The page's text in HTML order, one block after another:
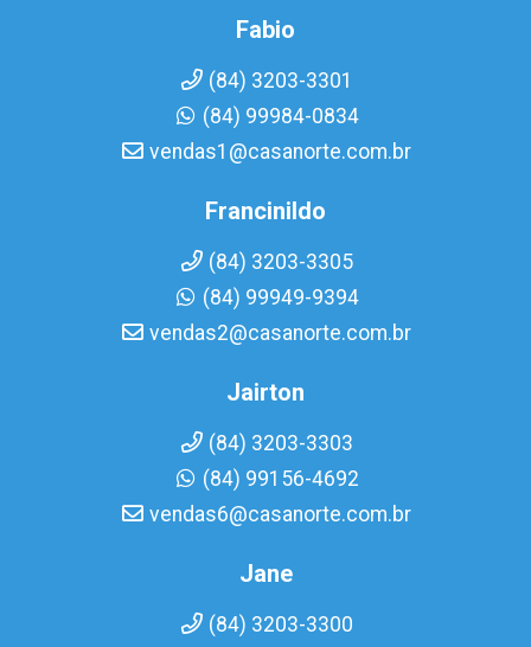
Fabio
(84) 3203-3301
(84) 99984-0834
vendas1@casanorte.com.br
Francinildo
(84) 3203-3305
(84) 99949-9394
vendas2@casanorte.com.br
Jairton
(84) 3203-3303
(84) 99156-4692
vendas6@casanorte.com.br
Jane
(84) 3203-3300